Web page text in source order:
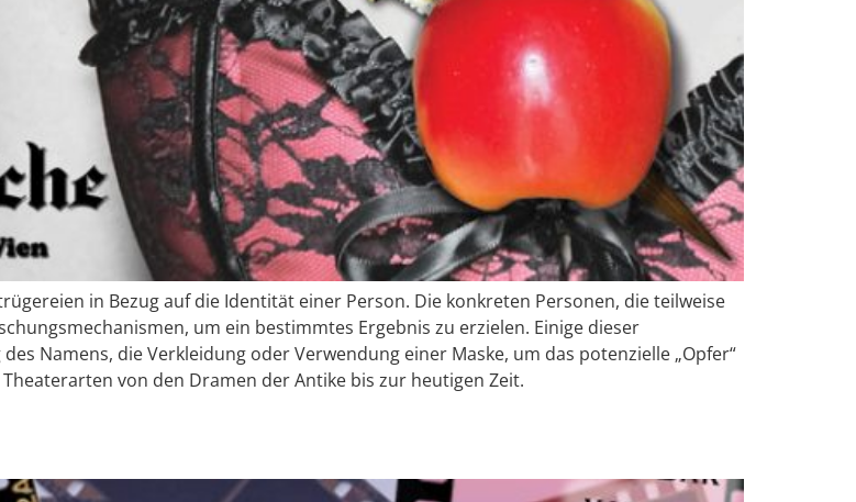
in Bezug auf die Identität einer Person. Die konkreten Personen, die teilweise
um ein bestimmtes Ergebnis zu erzielen. Einige dieser
Namens, die Verkleidung oder Verwendung einer Maske, um das potenzielle „Opfer“
von den Dramen der Antike bis zur heutigen Zeit.